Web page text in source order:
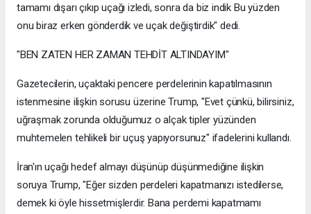
tamamı dışarı çıkıp uçağı izledi, sonra da biz indik Bu yüzden
onu biraz erken gönderdik ve uçak değiştirdik" dedi.
"BEN ZATEN HER ZAMAN TEHDİT ALTINDAYIM"
Gazetecilerin, uçaktaki pencere perdelerinin kapatılmasının
istenmesine ilişkin sorusu üzerine Trump, "Evet çünkü, bilirsiniz,
uğraşmak zorunda olduğumuz o alçak tipler yüzünden
muhtemelen tehlikeli bir uçuş yapıyorsunuz" ifadelerini kullandı.
İran'ın uçağı hedef almayı düşünüp düşünmediğine ilişkin
soruya Trump, "Eğer sizden perdeleri kapatmanızı istedilerse,
demek ki öyle hissetmişlerdir. Bana perdemi kapatmamı